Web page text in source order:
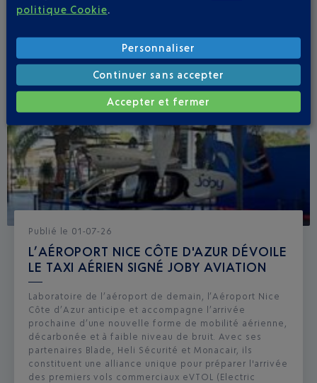
Publié le 01-07-26
L’AÉROPORT NICE CÔTE D'AZUR DÉVOILE
LE TAXI AÉRIEN SIGNÉ JOBY AVIATION
Laboratoire de l’aéroport de demain, l’Aéroport Nice
Côte d’Azur anticipe et accompagne l’arrivée
prochaine d’une nouvelle forme de mobilité aérienne,
décarbonée et à faible niveau de bruit. Avec ses
partenaires Blade, Heli Sécurité et Monacair, ils
constituent une alliance unique pour préparer l'arrivée
des premiers vols commerciaux eVTOL (Electric
politique Cookie
Personnaliser
Continuer sans accepter
Accepter et fermer